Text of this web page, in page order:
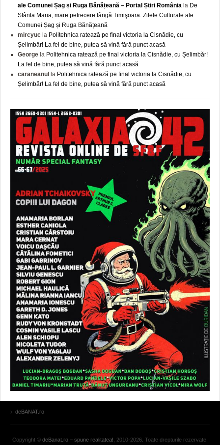
ale Comunei Șag și Ruga Bănățeană – Portal Știri România la De
Sfânta Maria, mare petrecere lângă Timişoara: Zilele Culturale ale
Comunei Șag și Ruga Bănățeană
mircyuc la Politehnica ratează pe final victoria la Cisnădie, cu
Șelimbăr! La fel de bine, putea să vină fără punct acasă
George la Politehnica ratează pe final victoria la Cisnădie, cu Șelimbăr!
La fel de bine, putea să vină fără punct acasă
caraneanul
la Politehnica ratează pe final victoria la Cisnădie, cu
Șelimbăr! La fel de bine, putea să vină fără punct acasă
deBANAT.ro
Copyright © deBanat.ro – spune realitatea! , 2010-2026. Toate drepturile rezervate.